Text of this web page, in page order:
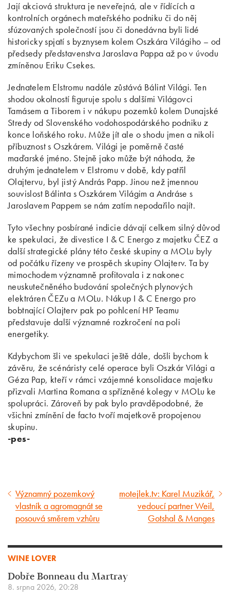
Jají akciová struktura je neveřejná, ale v řídících a
kontrolních orgánech mateřského podniku či do něj
sfúzovaných společností jsou či donedávna byli lidé
historicky spjatí s byznysem kolem Oszkára Világiho – od
předsedy představenstva Jaroslava Pappa až po v úvodu
zmíněnou Eriku Csekes.
Jednatelem Elstromu nadále zůstává Bálint Világi. Ten
shodou okolností figuruje spolu s dalšími Világovci
Tamásem a Tiborem i v nákupu pozemků kolem Dunajské
Stredy od Slovenského vodohospodárského podniku z
konce loňského roku. Může jít ale o shodu jmen a nikoli
příbuznost s Oszkárem. Világi je poměrně časté
maďarské jméno. Stejně jako může být náhoda, že
druhým jednatelem v Elstromu v době, kdy patřil
Olajtervu, byl jistý András Papp. Jinou než jmennou
souvislost Bálinta s Oszkárem Világim a Andráse s
Jaroslavem Pappem se nám zatím nepodařilo najít.
Tyto všechny posbírané indicie dávají celkem silný důvod
ke spekulaci, že divestice I & C Energo z majetku ČEZ a
další strategické plány této české skupiny a MOLu byly
od počátku řízeny ve prospěch skupiny Olajterv. Ta by
mimochodem významně profitovala i z nakonec
neuskutečněného budování společných plynových
elektráren ČEZu a MOLu. Nákup I & C Energo pro
bobtnající Olajterv pak po pohlcení HP Teamu
představuje další významné rozkročení na poli
energetiky.
Kdybychom šli ve spekulaci ještě dále, došli bychom k
závěru, že scénáristy celé operace byli Oszkár Világi a
Géza Pap, kteří v rámci vzájemné konsolidace majetku
přizvali Martina Romana a spřízněné kolegy v MOLu ke
spolupráci. Zároveň by pak bylo pravděpodobné, že
všichni zmínění de facto tvoří majetkově propojenou
skupinu.
-pes-
Předcházející
článek
Významný pozemkový
vlastník a agromagnát se
posouvá směrem vzhůru
Následující
článek
motejlek.tv: Karel Muzikář,
vedoucí partner Weil,
Gotshal & Manges
WINE LOVER
Dobře Bonneau du Martray
8. srpna 2026, 20:28